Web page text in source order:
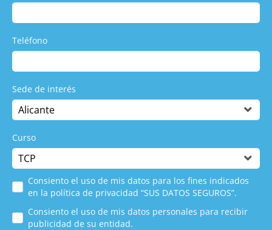
Teléfono
Sede de interés
Curso
Consiento el uso de mis datos para los fines indicados
en la política de privacidad “SUS DATOS SEGUROS”.
Consiento el uso de mis datos personales para recibir
publicidad de su entidad.